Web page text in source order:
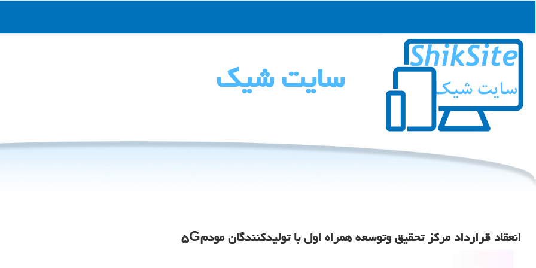
سایت شیك
انعقاد قرارداد مرکز تحقیق وتوسعه همراه اول با تولیدکنندگان مودم۵G